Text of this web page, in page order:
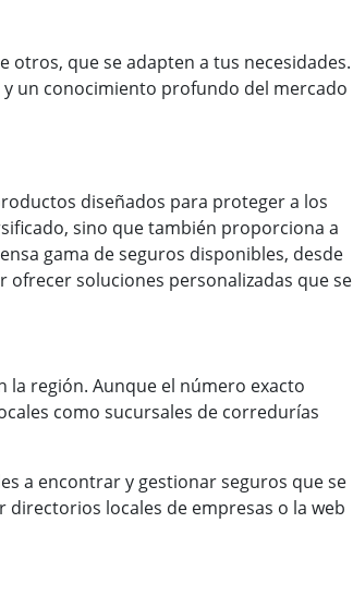
otros, que se adapten a tus necesidades.
y un conocimiento profundo del mercado
diseñados para proteger a los
sino que también proporciona a
gama de seguros disponibles, desde
ofrecer soluciones personalizadas que se
la región. Aunque el número exacto
como sucursales de corredurías
a encontrar y gestionar seguros que se
locales de empresas o la web